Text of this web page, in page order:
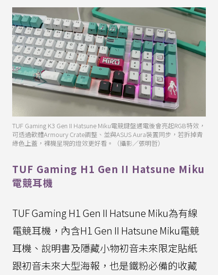
TUF Gaming K3 Gen II Hatsune Miku電競鍵盤通電後會亮起RGB特效，
可透過軟體Armoury Crate調整、並與ASUS Aura裝置同步，若拆掉青
綠色上蓋，裸機呈現的燈效更好看。（攝影／張明哲）
TUF Gaming H1 Gen II Hatsune Miku
電競耳機
TUF Gaming H1 Gen II Hatsune Miku為有線
電競耳機，內含H1 Gen II Hatsune Miku電競
耳機、說明書及隱藏小物初音未來限定貼紙
跟初音未來大型海報，也是鐵粉必備的收藏